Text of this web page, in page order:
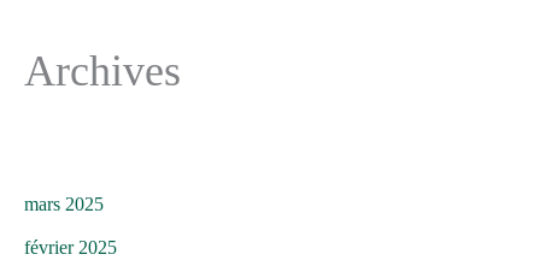
Archives
mars 2025
février 2025